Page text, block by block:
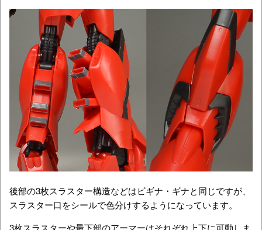
後部の3枚スラスター構造などはビギナ・ギナと同じですが、
スラスター口をシールで色分けするようになっています。
3枚スラスターや最下部のアーマーはそれぞれ上下に可動しま